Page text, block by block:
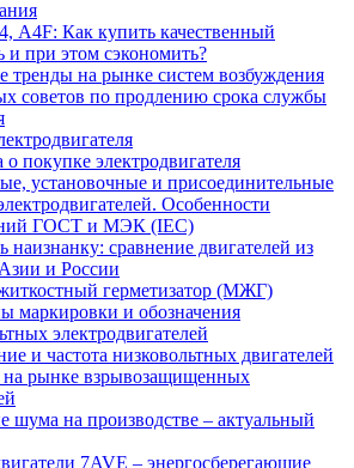
А4F: Как купить качественный
и при этом сэкономить?
тренды на рынке систем возбуждения
советов по продлению срока службы
о покупке электродвигателя
установочные и присоединительные
Особенности
ГОСТ и МЭК (IEC)
наизнанку: сравнение двигателей из
и России
герметизатор (МЖГ)
маркировки и обозначения
электродвигателей
и частота низковольтных двигателей
рынке взрывозащищенных
шума на производстве – актуальный
7AVE – энергосберегающие